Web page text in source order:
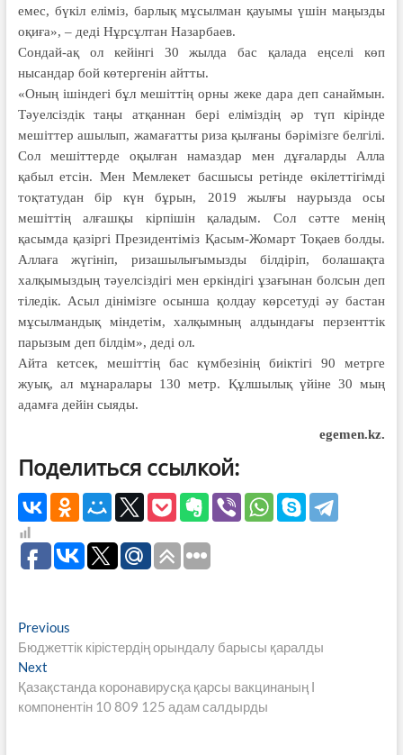
емес, бүкіл еліміз, барлық мұсылман қауымы үшін маңызды
оқиға», – деді Нұрсұлтан Назарбаев.
Сондай-ақ ол кейінгі 30 жылда бас қалада еңселі көп
нысандар бой көтергенін айтты.
«Оның ішіндегі бұл мешіттің орны жеке дара деп санаймын.
Тәуелсіздік таңы атқаннан бері еліміздің әр түп­ кірінде
мешіттер ашылып, жамағатты риза қылғаны бәрімізге белгілі.
Сол мешіттерде оқылған намаздар мен дұғаларды Алла
қабыл етсін. Мен Мемлекет басшысы ретінде өкілеттігімді
тоқтатудан бір күн бұрын, 2019 жылғы наурызда осы
мешіттің алғашқы кірпішін қаладым. Сол сәтте менің
қасымда қазіргі Президентіміз Қасым-Жомарт Тоқаев болды.
Аллаға жүгініп, ризашылығымызды білдіріп, болашақта
халқымыздың тәуелсіздігі мен еркіндігі ұзағынан болсын деп
тіледік. Асыл дінімізге осынша қолдау көрсетуді әу бастан
мұсылмандық міндетім, халқымның алдындағы перзенттік
парызым деп білдім», деді ол.
Айта кетсек, мешіттің бас күмбезінің биіктігі 90 метрге
жуық, ал мұнаралары 130 метр. Құлшылық үйіне 30 мың
адамға дейін сыяды.
egemen.kz.
Поделиться ссылкой:
Навигация
по
записям
PreviousPrevious
post:
Бюджеттік кірістердің орындалу барысы қаралды
NextNext
post:
Қазақстанда коронавирусқа қарсы вакцинаның І
компонентін 10 809 125 адам салдырды